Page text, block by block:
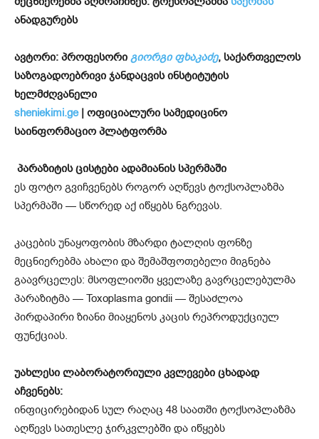
ანადგურებს
ავტორი: პროფესორი გიორგი ფხაკაძე, საქართველოს
საზოგადოებრივი ჯანდაცვის ინსტიტუტის
ხელმძღვანელი
sheniekimi.ge| ოფიციალური სამედიცინო
საინფორმაციო პლატფორმა
პარაზიტის ცისტები ადამიანის სპერმაში
ეს ფოტო გვიჩვენებს როგორ აღწევს ტოქსოპლაზმა
სპერმაში — სწორედ აქ იწყებს ნგრევას.
კაცების უნაყოფობის მზარდი ტალღის ფონზე
მეცნიერებმა ახალი და შემაშფოთებელი მიგნება
გაავრცელეს: მსოფლიოში ყველაზე გავრცელებულმა
პარაზიტმა — Toxoplasma gondii — შესაძლოა
პირდაპირი ზიანი მიაყენოს კაცის რეპროდუქციულ
ფუნქციას.
უახლესი ლაბორატორიული კვლევები ცხადად
აჩვენებს:
ინფიცირებიდან სულ რაღაც 48 საათში ტოქსოპლაზმა
აღწევს სათესლე ჯირკვლებში და იწყებს